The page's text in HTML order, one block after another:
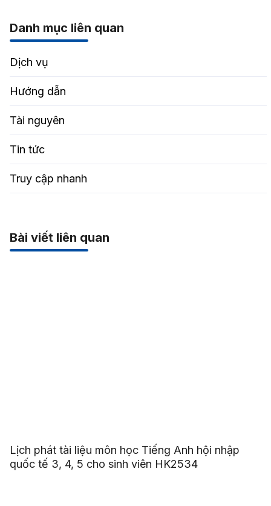
Danh mục liên quan
Dịch vụ
Hướng dẫn
Tài nguyên
Tin tức
Truy cập nhanh
Bài viết liên quan
Lịch phát tài liệu môn học Tiếng Anh hội nhập
quốc tế 3, 4, 5 cho sinh viên HK2534